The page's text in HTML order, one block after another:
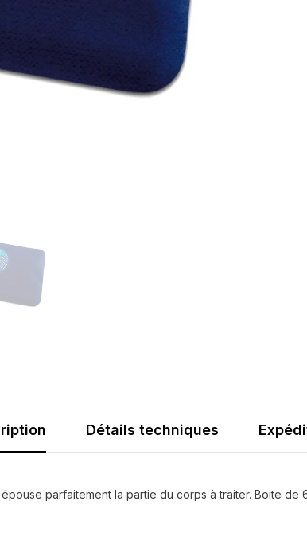
Détails techniques
parfaitement la partie du corps à traiter. Boite de